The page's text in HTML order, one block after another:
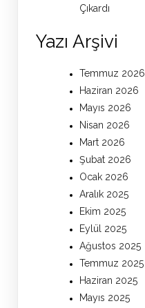
Çıkardı
Yazı Arşivi
Temmuz 2026
Haziran 2026
Mayıs 2026
Nisan 2026
Mart 2026
Şubat 2026
Ocak 2026
Aralık 2025
Ekim 2025
Eylül 2025
Ağustos 2025
Temmuz 2025
Haziran 2025
Mayıs 2025